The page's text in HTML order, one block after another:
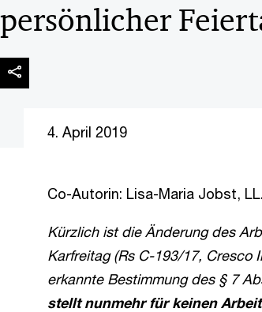
persönlicher
4. April 2019
Co-Autorin: Lisa-Maria Jobst,
Kürzlich ist die Änderung des
Karfreitag (Rs C-193/17, Cresco
erkannte Bestimmung des § 7
stellt nunmehr für keinen